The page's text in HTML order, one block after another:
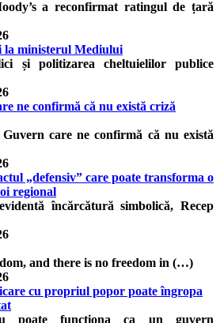
a reconfirmat ratingul de țară
la ministerul Mediului
și politizarea cheltuielilor publice
ne confirmă că nu există criză
care ne confirmă că nu există
„defensiv” care poate transforma o
regional
încărcătură simbolică, Recep
and there is no freedom in (…)
cu propriul popor poate îngropa
poate funcționa ca un guvern